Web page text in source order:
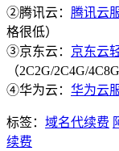
②腾讯云： 腾讯云
格很低）
③京东云： 京东云
（2C2G/2C4G/
④华为云： 华为云
标签： 域名代续费
续费